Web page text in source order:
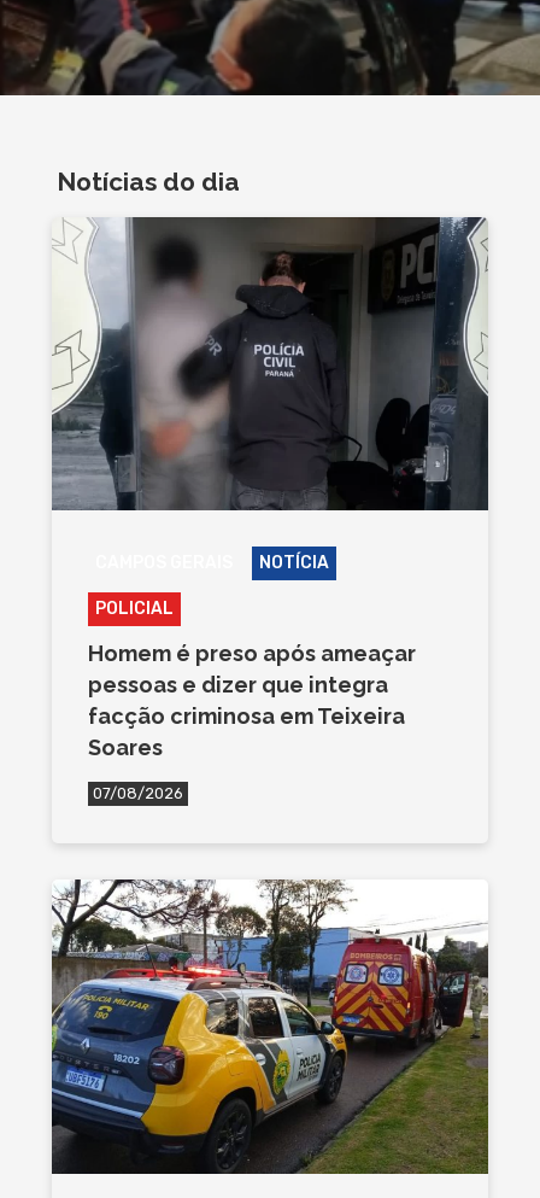
Notícias do dia
NOTÍCIA
POLICIAL
Homem é preso após ameaçar
pessoas e dizer que integra
facção criminosa em Teixeira
Soares
07/08/2026